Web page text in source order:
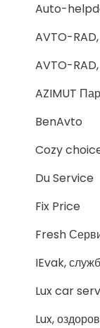
Auto-
AVTO-
AVTO-
AZIMUT
BenAvto
Cozy
Du Service
Fix Price
Fresh
IEvak,
Lux car
Lux,